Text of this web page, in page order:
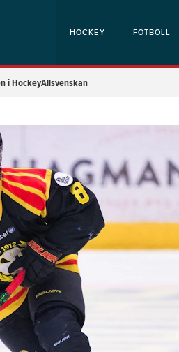
HOCKEY FOTBOLL
i HockeyAllsvenskan